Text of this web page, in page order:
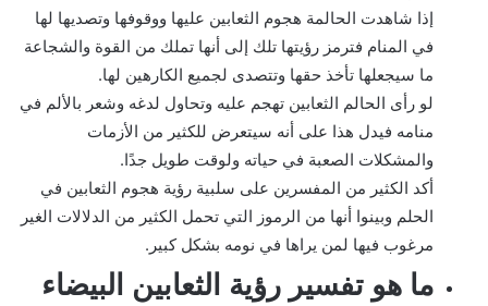
إذا شاهدت الحالمة هجوم الثعابين عليها ووقوفها وتصديها لها
في المنام فترمز رؤيتها تلك إلى أنها تملك من القوة والشجاعة
ما سيجعلها تأخذ حقها وتتصدى لجميع الكارهين لها.
لو رأى الحالم الثعابين تهجم عليه وتحاول لدغه وشعر بالألم في
منامه فيدل هذا على أنه سيتعرض للكثير من الأزمات
والمشكلات الصعبة في حياته ولوقت طويل جدًا.
أكد الكثير من المفسرين على سلبية رؤية هجوم الثعابين في
الحلم وبينوا أنها من الرموز التي تحمل الكثير من الدلالات الغير
مرغوب فيها لمن يراها في نومه بشكل كبير.
ما هو تفسير رؤية الثعابين البيضاء